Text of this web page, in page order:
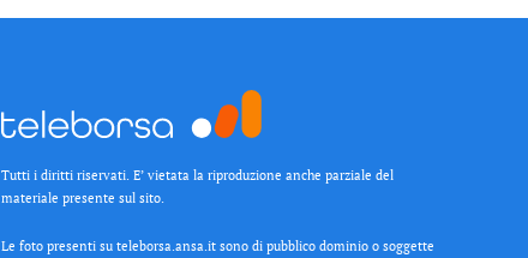
Tutti i diritti riservati. E’ vietata la riproduzione anche parziale del
materiale presente sul sito.
Le foto presenti su teleborsa.ansa.it sono di pubblico dominio o soggette